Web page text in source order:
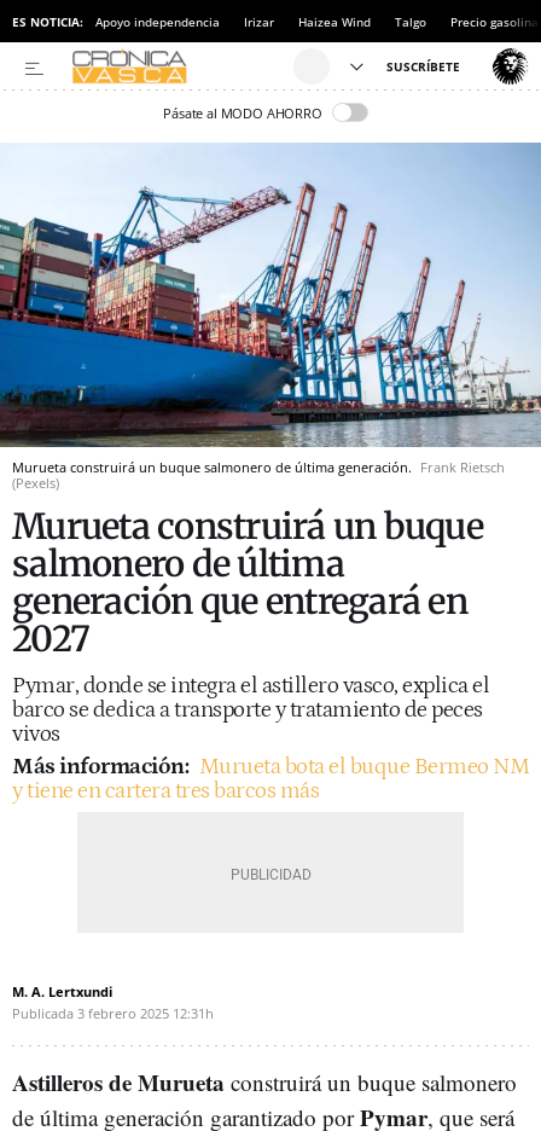
ES NOTICIA: Apoyo independencia Irizar Haizea Wind Talgo Precio gasolina
Pásate al MODO AHORRO
Murueta construirá un buque salmonero de última generación. Frank Rietsch
(Pexels)
Murueta construirá un buque
salmonero de última
generación que entregará en
2027
Pymar, donde se integra el astillero vasco, explica el
barco se dedica a transporte y tratamiento de peces
vivos
Más información: Murueta bota el buque Bermeo NM
y tiene en cartera tres barcos más
M. A. Lertxundi
Publicada 3 febrero 2025 12:31h
Astilleros de Murueta construirá un buque salmonero
de última generación garantizado porPymar, que será